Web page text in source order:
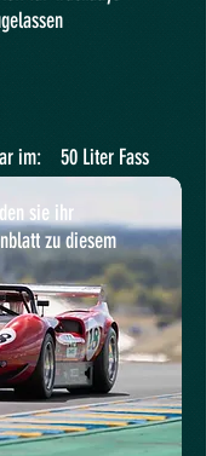
50 Liter Fass
ihr
zu diesem